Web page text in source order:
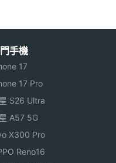
2600(B38)
手機
17
17 Pro
S26 Ultra
A57 5G
X300 Pro
Reno16